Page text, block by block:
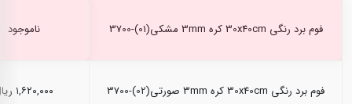
فوم برد رنگی 30x40cm کره 3mm مشکی(01)-3700 ناموجود
فوم برد رنگی 30x40cm کره 3mm صورتی(02)-3700 ۱,۶۲۰,۰۰۰ ریال